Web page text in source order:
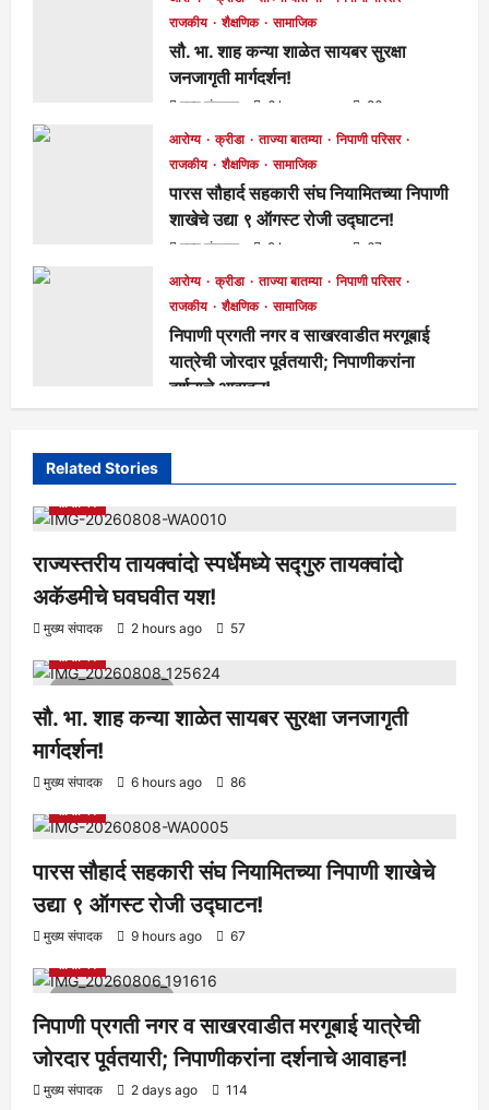
राजकीय
शैक्षणिक सामाजिक
सौ. भा. शाह कन्या शाळेत सायबर सुरक्षा
जनजागृती मार्गदर्शन!
मुख्य संपादक 6 hours ago 86
आरोग्य क्रीडा ताज्या बातम्या
निपाणी परिसर
राजकीय
शैक्षणिक सामाजिक
पारस सौहार्द सहकारी संघ नियामितच्या निपाणी
शाखेचे उद्या ९ ऑगस्ट रोजी उद्घाटन!
मुख्य संपादक 9 hours ago 67
आरोग्य क्रीडा ताज्या बातम्या
निपाणी परिसर
राजकीय
शैक्षणिक सामाजिक
निपाणी प्रगती नगर व साखरवाडीत मरगूबाई
यात्रेची जोरदार पूर्वतयारी; निपाणीकरांना
दर्शनाचे आवाहन!
Related Stories
आरोग्य क्रीडा ताज्या बातम्या
राज्यस्तरीय तायक्वांदो स्पर्धेमध्ये सद्गुरु तायक्वांदो
अकॅडमीचे घवघवीत यश!
मुख्य संपादक 2 hours ago 57
1 minute read
आरोग्य क्रीडा ताज्या बातम्या निपाणी परिसर
सौ. भा. शाह कन्या शाळेत सायबर सुरक्षा जनजागृती
मार्गदर्शन!
मुख्य संपादक 6 hours ago 86
आरोग्य क्रीडा ताज्या बातम्या निपाणी परिसर
पारस सौहार्द सहकारी संघ नियामितच्या निपाणी शाखेचे
उद्या ९ ऑगस्ट रोजी उद्घाटन!
मुख्य संपादक 9 hours ago 67
1 minute read
आरोग्य क्रीडा ताज्या बातम्या निपाणी परिसर
निपाणी प्रगती नगर व साखरवाडीत मरगूबाई यात्रेची
जोरदार पूर्वतयारी; निपाणीकरांना दर्शनाचे आवाहन!
मुख्य संपादक 2 days ago 114
आरोग्य क्रीडा ताज्या बातम्या निपाणी परिसर